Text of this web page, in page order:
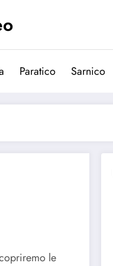
Paratico Sarnico
le